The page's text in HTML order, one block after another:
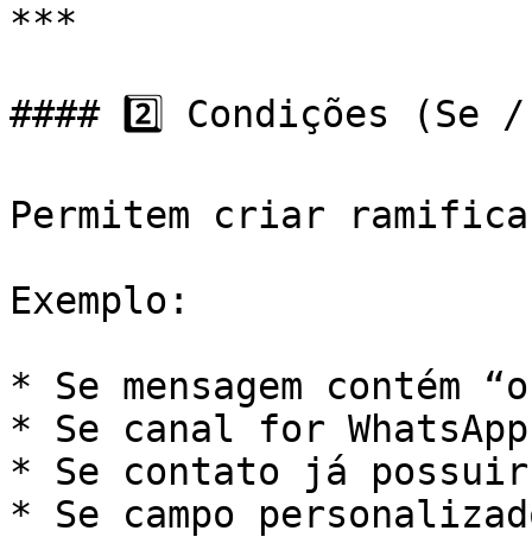
***
#### 2️⃣ Condições (Se
Permitem criar
Exemplo:
* Se mensagem contém
* Se canal for WhatsApp
* Se contato já possuir
* Se campo